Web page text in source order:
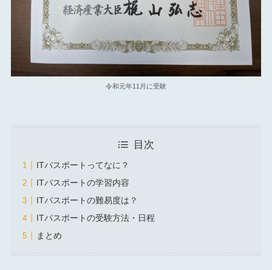
令和元年11月に受験
目次
ITパスポートってなに？
ITパスポートの学習内容
ITパスポートの難易度は？
ITパスポートの受験方法・日程
まとめ